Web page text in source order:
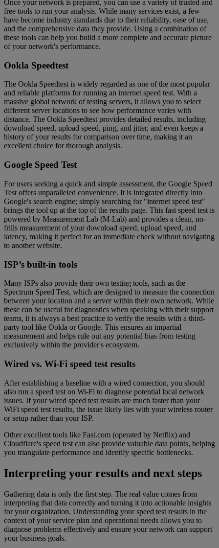
Once your network is prepared, you can use a variety of trusted and
free tools to run your analysis. While many services exist, a few
have become industry standards due to their reliability, ease of use,
and the comprehensive data they provide. Using a combination of
these tools can help you build a more complete and accurate picture
of your network's performance.
Ookla Speedtest
The Ookla Speedtest is widely regarded as one of the most popular
and reliable platforms for running an internet speed test. With a
massive global network of testing servers, it allows you to select
different server locations to see how performance varies with
distance. The Ookla Speedtest provides detailed results, including
download speed, upload speed, ping, and jitter, and even keeps a
history of your results for comparison over time, making it an
excellent choice for thorough analysis.
Google Speed Test
For users seeking a quick and simple assessment, the Google Speed
Test offers unparalleled convenience. It is integrated directly into
Google's search engine; simply searching for "internet speed test"
brings the tool up at the top of the results page. This fast speed test is
powered by Measurement Lab (M-Lab) and provides a clean, no-
frills measurement of your download speed, upload speed, and
latency, making it perfect for an immediate check without navigating
to another website.
ISP’s built-in tools
Many ISPs also provide their own testing tools, such as the
Spectrum Speed Test, which are designed to measure the connection
between your location and a server within their own network. While
these can be useful for diagnostics when speaking with their support
teams, it is always a best practice to verify the results with a third-
party tool like Ookla or Google. This ensures an impartial
measurement and helps rule out any potential bias from testing
exclusively within the provider's ecosystem.
Wired vs. Wi-Fi speed test results
After establishing a baseline with a wired connection, you should
also run a speed test on Wi-Fi to diagnose potential local network
issues. If your wired speed test results are much faster than your
WiFi speed test results, the issue likely lies with your wireless router
or setup rather than your ISP.
Other excellent tools like Fast.com (operated by Netflix) and
Cloudflare's speed test can also provide valuable data points, helping
you triangulate performance and identify specific bottlenecks.
Interpreting your results and next steps
Gathering data is only the first step. The real value comes from
interpreting that data correctly and turning it into actionable insights
for your organization. Understanding your speed test results in the
context of your service plan and operational needs allows you to
diagnose problems effectively and ensure your network can support
your business goals.